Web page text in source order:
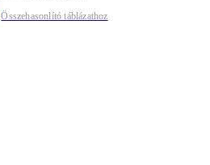
Összehasonlító táblázathoz